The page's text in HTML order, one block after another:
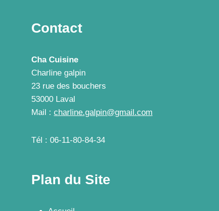
Contact
Cha Cuisine
Charline galpin
23 rue des bouchers
53000 Laval
Mail : charline.galpin@gmail.com
Tél : 06-11-80-84-34
Plan du Site